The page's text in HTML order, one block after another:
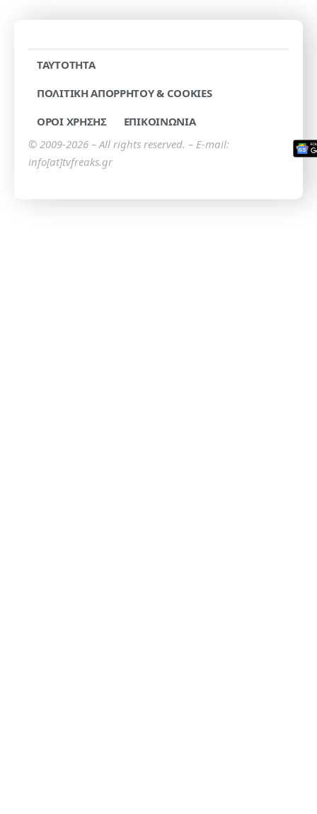
TAYTOTHTA
ΠΟΛΙΤΙΚΗ ΑΠΟΡΡΗΤΟΥ & COOKIES
ΟΡΟΙ ΧΡΗΣΗΣ
ΕΠΙΚΟΙΝΩΝΙΑ
© 2009-2026 – All rights reserved. – E-mail:
info[at]tvfreaks.gr